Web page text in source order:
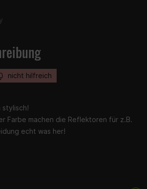
nicht hilfreich
stylisch!
Farbe machen die Reflektoren für z.B.
echt was her!